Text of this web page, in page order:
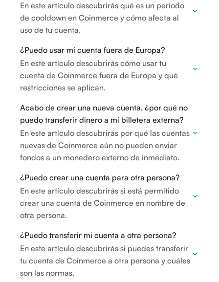
En este artículo descubrirás qué es un periodo
de cooldown en Coinmerce y cómo afecta al
uso de tu cuenta.
¿Puedo usar mi cuenta fuera de Europa?
En este artículo descubrirás cómo usar tu
cuenta de Coinmerce fuera de Europa y qué
restricciones se aplican.
Acabo de crear una nueva cuenta, ¿por qué no
puedo transferir dinero a mi billetera externa?
En este artículo descubrirás por qué las cuentas
nuevas de Coinmerce aún no pueden enviar
fondos a un monedero externo de inmediato.
¿Puedo crear una cuenta para otra persona?
En este artículo descubrirás si está permitido
crear una cuenta de Coinmerce en nombre de
otra persona.
¿Puedo transferir mi cuenta a otra persona?
En este artículo descubrirás si puedes transferir
tu cuenta de Coinmerce a otra persona y cuáles
son las normas.